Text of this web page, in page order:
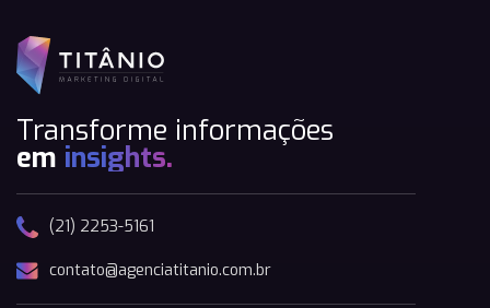
Transforme informações
em insights.
(21) 2253-5161
contato@agenciatitanio.com.br